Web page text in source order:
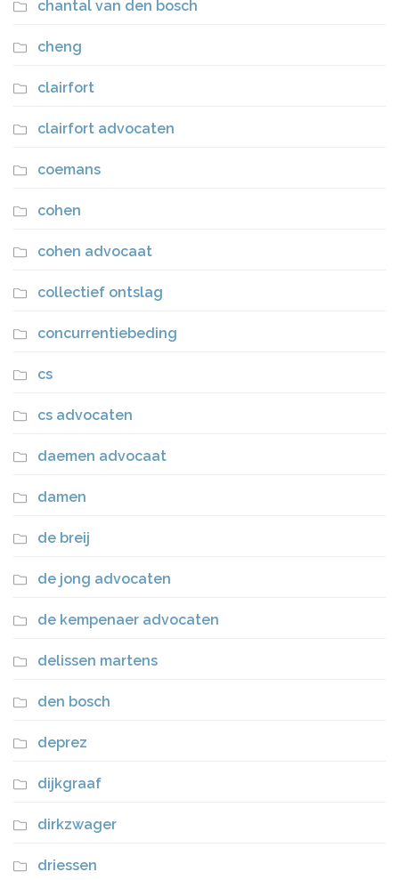
chantal van den bosch
cheng
clairfort
clairfort advocaten
coemans
cohen
cohen advocaat
collectief ontslag
concurrentiebeding
cs
cs advocaten
daemen advocaat
damen
de breij
de jong advocaten
de kempenaer advocaten
delissen martens
den bosch
deprez
dijkgraaf
dirkzwager
driessen